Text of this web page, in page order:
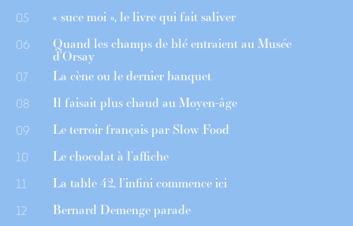
05 « suce moi », le livre qui fait saliver
06 Quand les champs de blé entraient au Musée
d’Orsay
07 La cène ou le dernier banquet
08 Il faisait plus chaud au Moyen-âge
09 Le terroir français par Slow Food
10 Le chocolat à l’affiche
11 La table 42, l’infini commence ici
12 Bernard Demenge parade